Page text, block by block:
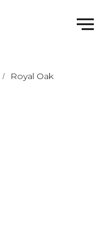
/ Royal Oak